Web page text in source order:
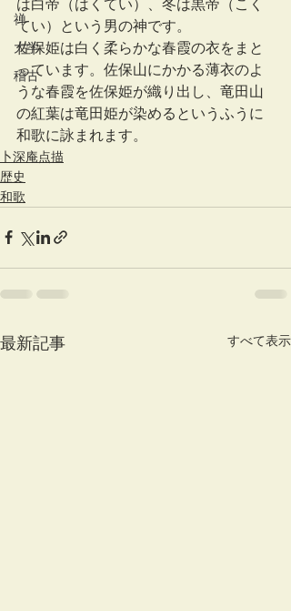
禅
大学
稽古
は白帝（はくてい）、冬は黒帝（こく
てい）という男の神です。
佐保姫は白く柔らかな春霞の衣をまと
っています。佐保山にかかる薄衣のよ
うな春霞を佐保姫が織り出し、竜田山
の紅葉は竜田姫が染めるというふうに
和歌に詠まれます。
卜深庵点描
歴史
和歌
最新記事 すべて表示